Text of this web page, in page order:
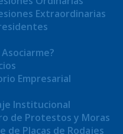
Extraordinarias
Asociarme?
Empresarial
Institucional
de Protestos y Moras
de Placas de Rodajes